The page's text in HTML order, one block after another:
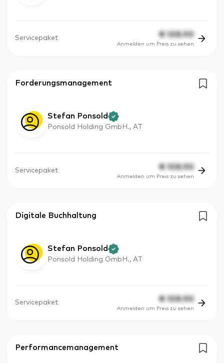
Servicepaket € 108.90
Anmelden um Preis zu sehen
Forderungsmanagement
Stefan Ponsold
Ponsold Holding GmbH., AT
Servicepaket € 108.90
Anmelden um Preis zu sehen
Digitale Buchhaltung
Stefan Ponsold
Ponsold Holding GmbH., AT
Servicepaket € 108.90
Anmelden um Preis zu sehen
Performancemanagement